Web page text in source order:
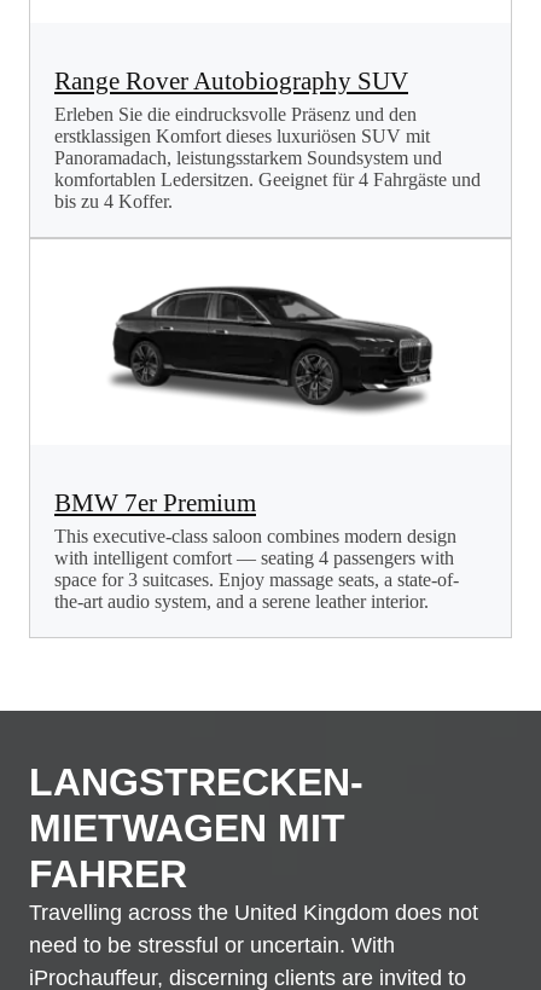
Range Rover Autobiography SUV
Erleben Sie die eindrucksvolle Präsenz und den
erstklassigen Komfort dieses luxuriösen SUV mit
Panoramadach, leistungsstarkem Soundsystem und
komfortablen Ledersitzen. Geeignet für 4 Fahrgäste und
bis zu 4 Koffer.
BMW 7er Premium
This executive-class saloon combines modern design
with intelligent comfort — seating 4 passengers with
space for 3 suitcases. Enjoy massage seats, a state-of-
the-art audio system, and a serene leather interior.
LANGSTRECKEN-
MIETWAGEN MIT
FAHRER
Travelling across the United Kingdom does not
need to be stressful or uncertain. With
iProchauffeur, discerning clients are invited to